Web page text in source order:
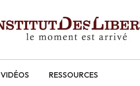
VIDÉOS RESSOURCES